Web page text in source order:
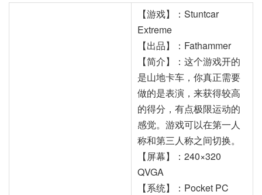
【游戏】：Stuntcar
Extreme
【出品】：Fathammer
【简介】：这个游戏开的
是山地卡车，你真正需要
做的是表演，来获得较高
的得分，有点极限运动的
感觉。游戏可以在第一人
称和第三人称之间切换。
【屏幕】：240×320
QVGA
【系统】：Pocket PC